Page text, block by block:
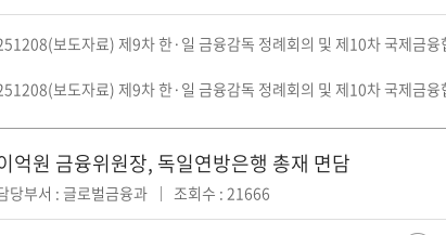
보도자료) 제9차 한·일 금융감독 정례회의 및 제10차 국제금
보도자료) 제9차 한·일 금융감독 정례회의 및 제10차 국제금
억원 금융위원장, 독일연방은행 총재 면담
당부서 : 글로벌금융과 조회수 : 21666